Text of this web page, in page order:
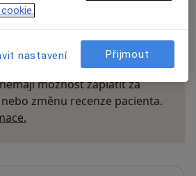
jsou pro nás důležité.
možnost zaplatit za
změnu recenze pacienta.
nastavení Přijmout